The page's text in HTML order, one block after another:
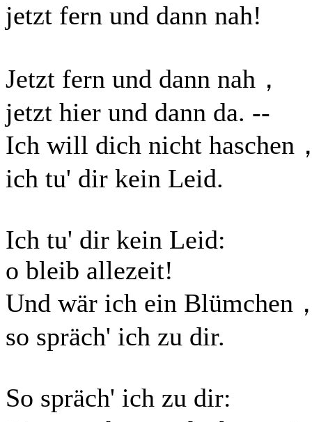
jetzt fern und dann nah!
Jetzt fern und dann nah，
jetzt hier und dann da. --
Ich will dich nicht haschen
ich tu' dir kein Leid.
Ich tu' dir kein Leid:
o bleib allezeit!
Und wär ich ein Blümchen
so spräch' ich zu dir.
So spräch' ich zu dir: